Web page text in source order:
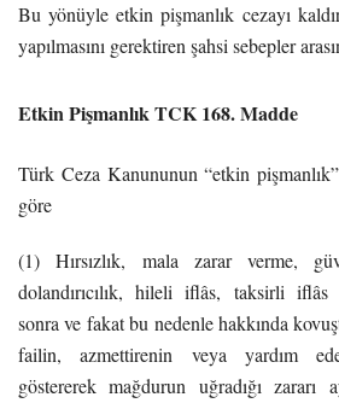
Bu yönüyle etkin pişmanlık cezayı
yapılmasını gerektiren şahsi sebepler
Etkin Pişmanlık TCK 168. Madde
Türk Ceza Kanununun “etkin
göre
(1) Hırsızlık, mala zarar verme,
dolandırıcılık, hileli iflâs, taksirli iflâs
sonra ve fakat bu nedenle hakkında
failin, azmettirenin veya yardım
göstererek mağdurun uğradığı